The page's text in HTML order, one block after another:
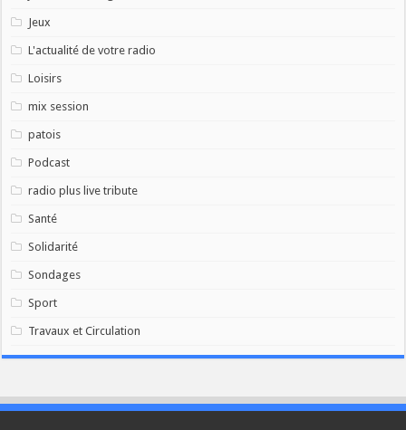
Jeux
L'actualité de votre radio
Loisirs
mix session
patois
Podcast
radio plus live tribute
Santé
Solidarité
Sondages
Sport
Travaux et Circulation